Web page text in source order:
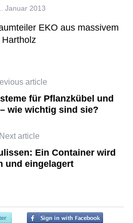
Januar 2013
EKO aus massivem
Hartholz
article
für Pflanzkübel und
wie wichtig sind sie?
Next article
Ein Container wird
und eingelagert